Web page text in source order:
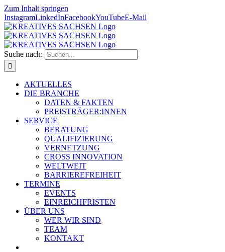
Zum Inhalt springen
InstagramLinkedInFacebookYouTubeE-Mail
Suche nach:
AKTUELLES
DIE BRANCHE
DATEN & FAKTEN
PREISTRÄGER:INNEN
SERVICE
BERATUNG
QUALIFIZIERUNG
VERNETZUNG
CROSS INNOVATION
WELTWEIT
BARRIEREFREIHEIT
TERMINE
EVENTS
EINREICHFRISTEN
ÜBER UNS
WER WIR SIND
TEAM
KONTAKT